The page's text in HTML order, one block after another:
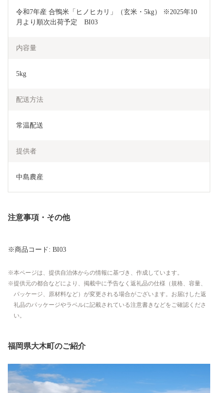
令和7年産 合鴨米「ヒノヒカリ」（玄米・5kg） ※2025年10
月より順次出荷予定　BI03
内容量
5kg
配送方法
常温配送
提供者
中島農産
注意事項・その他
※商品コード: BI03
本ページは、提供自治体からの情報に基づき、作成しています。
提供元の都合などにより、掲載中に予告なく返礼品の仕様（規格、容量、
パッケージ、原材料など）が変更される場合がございます。お届けした返
礼品のパッケージやラベルに記載されている注意書きなどをご確認くださ
い。
福岡県大木町のご紹介